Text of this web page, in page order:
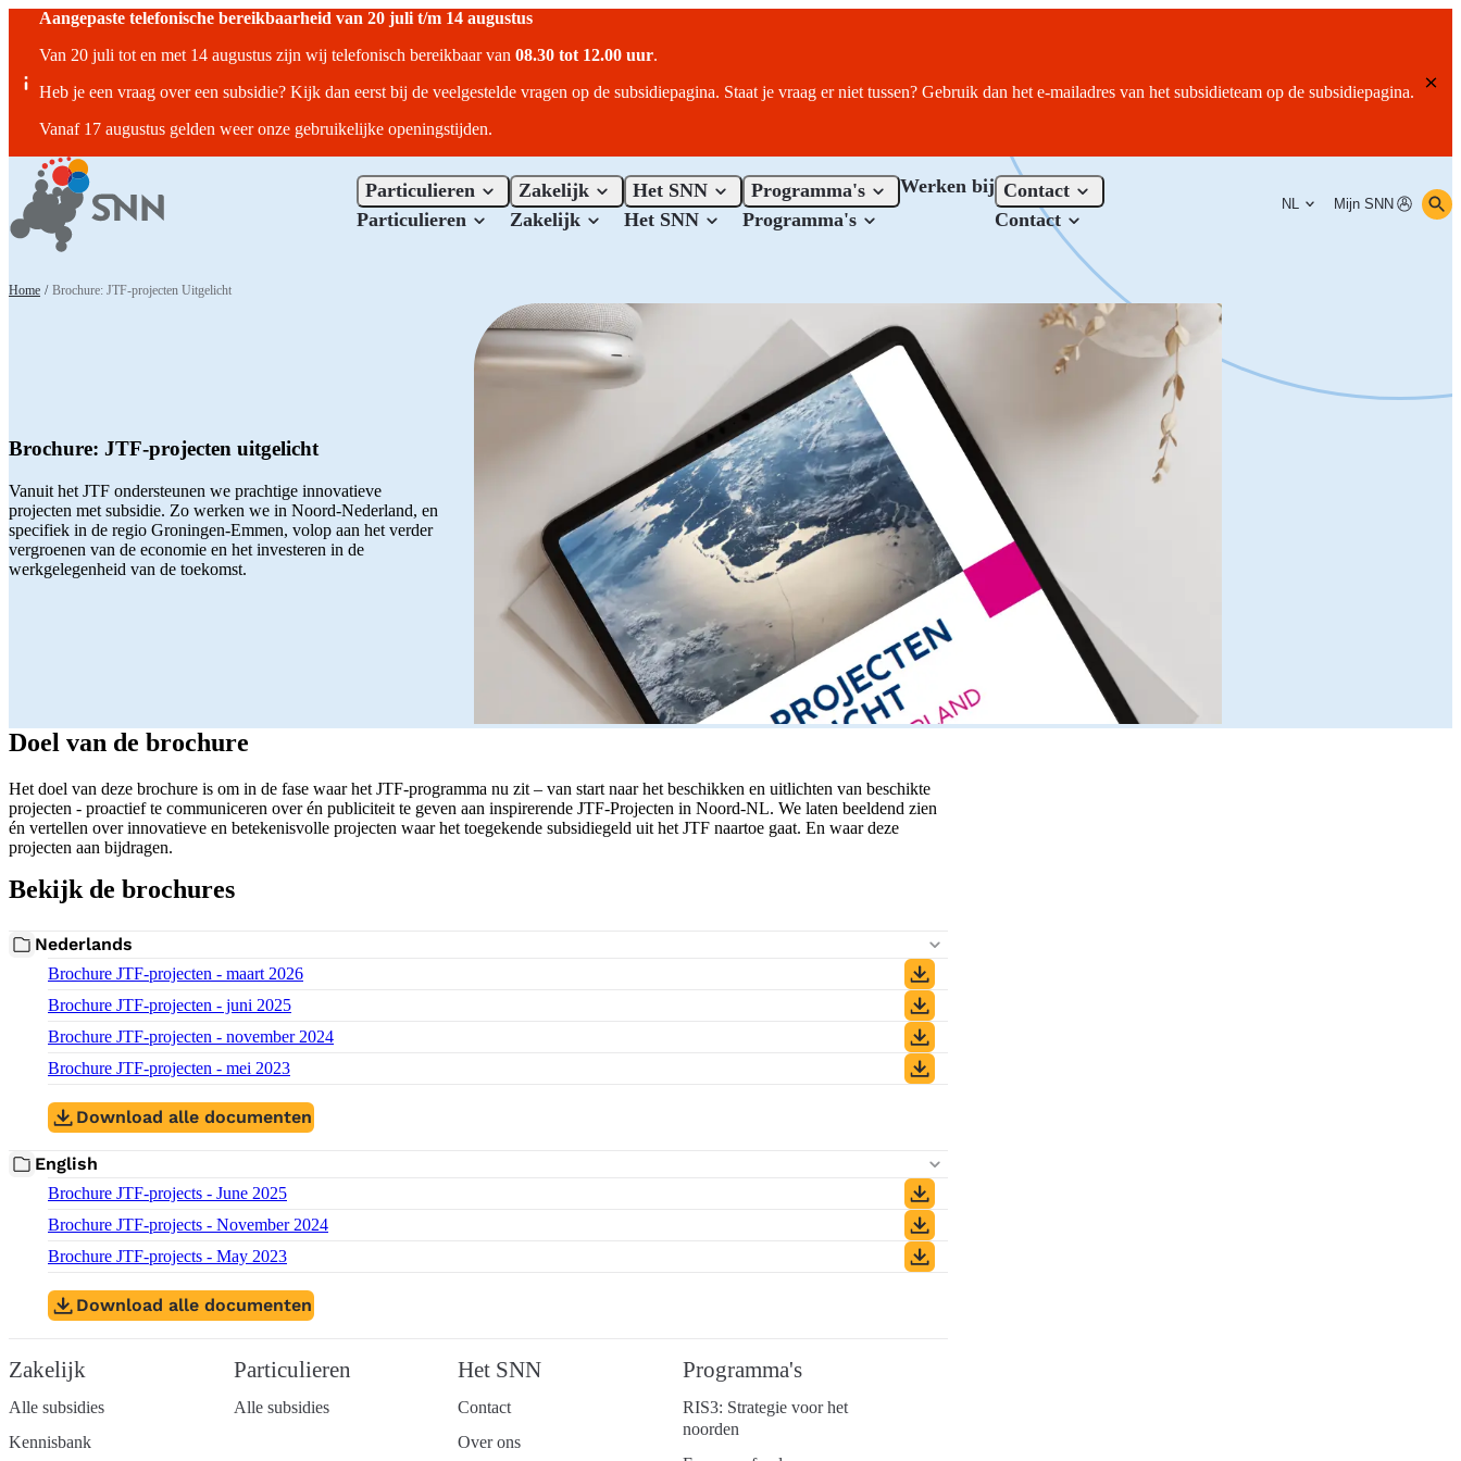
Aangepaste telefonische bereikbaarheid van 20 juli t/m 14 augustus
Van 20 juli tot en met 14 augustus zijn wij telefonisch bereikbaar van 08.30 tot 12.00 uur.
Heb je een vraag over een subsidie? Kijk dan eerst bij de veelgestelde vragen op de subsidiepagina. Staat je vraag er niet tussen? Gebruik dan het e-mailadres van het subsidieteam op de subsidiepagina.
Vanaf 17 augustus gelden weer onze gebruikelijke openingstijden.
Particulieren
Particulieren
Zakelijk
Zakelijk
Het SNN
Het SNN
Programma's
Programma's
Werken bij Contact
Contact
NL Mijn SNN
Home / Brochure: JTF-projecten Uitgelicht
Brochure: JTF-projecten uitgelicht
Vanuit het JTF ondersteunen we prachtige innovatieve
projecten met subsidie. Zo werken we in Noord-Nederland, en
specifiek in de regio Groningen-Emmen, volop aan het verder
vergroenen van de economie en het investeren in de
werkgelegenheid van de toekomst.
Doel van de brochure
Het doel van deze brochure is om in de fase waar het JTF-programma nu zit – van start naar het beschikken en uitlichten van beschikte
projecten - proactief te communiceren over én publiciteit te geven aan inspirerende JTF-Projecten in Noord-NL. We laten beeldend zien
én vertellen over innovatieve en betekenisvolle projecten waar het toegekende subsidiegeld uit het JTF naartoe gaat. En waar deze
projecten aan bijdragen.
Bekijk de brochures
Nederlands
Download bestand:
Brochure JTF-projecten - maart 2026
Download bestand:
Brochure JTF-projecten - juni 2025
Download bestand:
Brochure JTF-projecten - november 2024
Download bestand:
Brochure JTF-projecten - mei 2023
Download alle documenten
English
Download bestand:
Brochure JTF-projects - June 2025
Download bestand:
Brochure JTF-projects - November 2024
Download bestand:
Brochure JTF-projects - May 2023
Download alle documenten
Zakelijk
Alle subsidies
Kennisbank
Particulieren
Alle subsidies
Het SNN
Contact
Over ons
Programma's
RIS3: Strategie voor het
noorden